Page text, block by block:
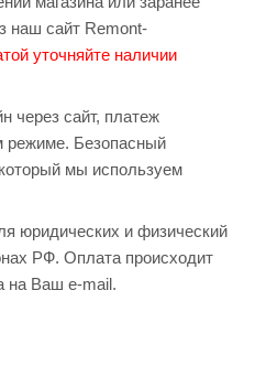
наш сайт Remont-
уточняйте наличии
через сайт, платеж
режиме. Безопасный
мы используем
юридических и физический
РФ. Оплата происходит
на Ваш e-mail.